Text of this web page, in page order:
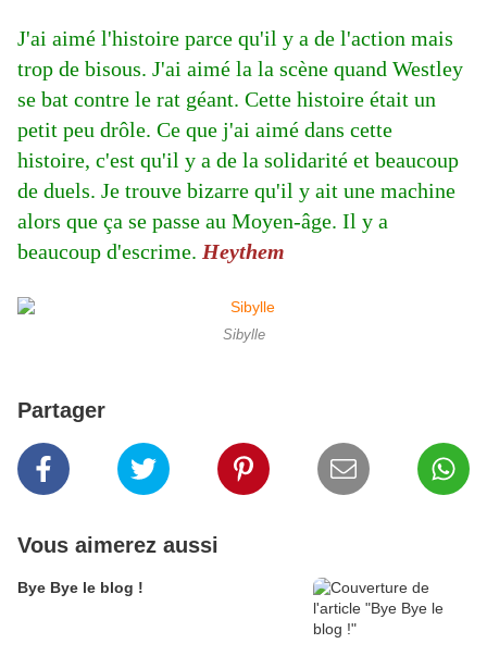
J'ai aimé l'histoire parce qu'il y a de l'action mais
trop de bisous. J'ai aimé la la scène quand Westley
se bat contre le rat géant. Cette histoire était un
petit peu drôle. Ce que j'ai aimé dans cette
histoire, c'est qu'il y a de la solidarité et beaucoup
de duels. Je trouve bizarre qu'il y ait une machine
alors que ça se passe au Moyen-âge. Il y a
beaucoup d'escrime. Heythem
Sibylle
Partager
Vous aimerez aussi
Bye Bye le blog !